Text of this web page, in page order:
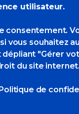
utilisateur.
consentement.
vous souhaitez
"Gérer
du site internet.
de